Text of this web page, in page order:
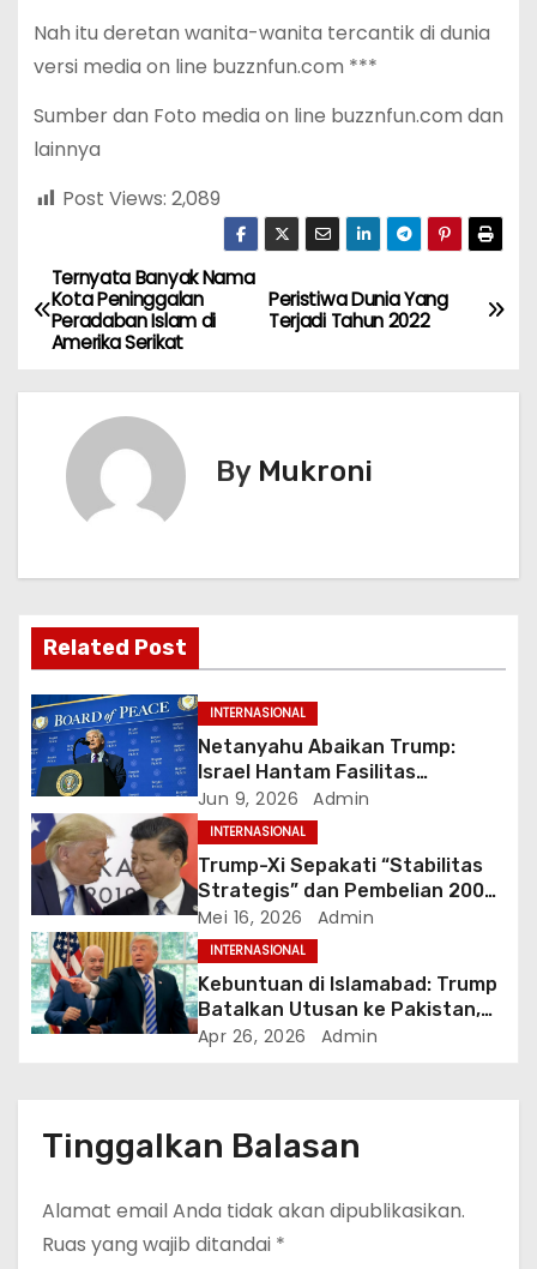
Nah itu deretan wanita-wanita tercantik di dunia
versi media on line buzznfun.com ***
Sumber dan Foto media on line buzznfun.com dan
lainnya
Post Views: 2,089
N
a
v
s
p
o
s
Peristiwa Dunia Yang
Terjadi Tahun 2022
Ternyata Banyak Nama
Kota Peninggalan
Peradaban Islam di
Amerika Serikat
By Mukroni
Related Post
INTERNASIONAL
Netanyahu Abaikan Trump:
Israel Hantam Fasilitas
Petrokimia Iran di Hari ke-100
Perang
Jun 9, 2026 Admin
INTERNASIONAL
Trump-Xi Sepakati “Stabilitas
Strategis” dan Pembelian 200
Pesawat Boeing dalam
Kunjungan Bersejarah di Beijing
Mei 16, 2026 Admin
INTERNASIONAL
Kebuntuan di Islamabad: Trump
Batalkan Utusan ke Pakistan,
Klaim Terima Proposal Baru dari
Apr 26, 2026 Admin
Tinggalkan Balasan
Alamat email Anda tidak akan dipublikasikan.
Ruas yang wajib ditandai *